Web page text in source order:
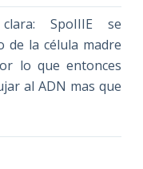
SpoIIIE se
de la célula madre
lo que entonces
al ADN mas que